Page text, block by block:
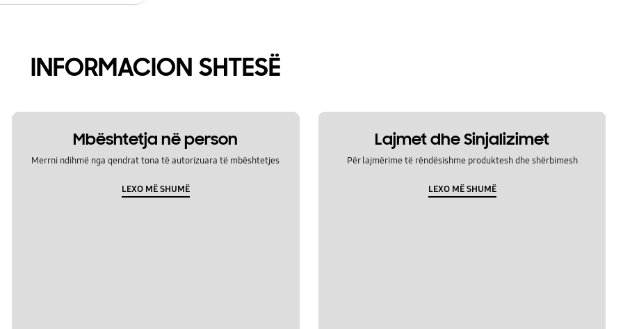
INFORMACION SHTESË
Mbështetja në person
Merrni ndihmë nga qendrat tona të autorizuara të mbështetjes
LEXO MË SHUMË
Lajmet dhe Sinjalizimet
Për lajmërime të rëndësishme produktesh dhe shërbimesh
LEXO MË SHUMË